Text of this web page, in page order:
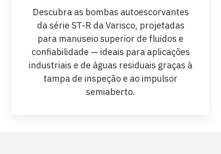
Descubra as bombas autoescorvantes
da série ST-R da Varisco, projetadas
para manuseio superior de fluidos e
confiabilidade — ideais para aplicações
industriais e de águas residuais graças à
tampa de inspeção e ao impulsor
semiaberto.